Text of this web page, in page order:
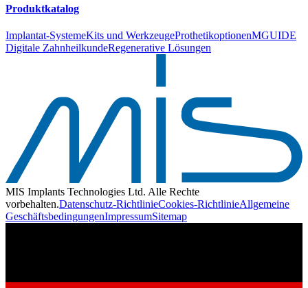
Produktkatalog
Implantat-SystemeKits und WerkzeugeProthetikoptionenMGUIDE
Digitale ZahnheilkundeRegenerative Lösungen
MIS Implants Technologies Ltd. Alle Rechte
vorbehalten.Datenschutz-RichtlinieCookies-RichtlinieAllgemeine
GeschäftsbedingungenImpressumSitemap